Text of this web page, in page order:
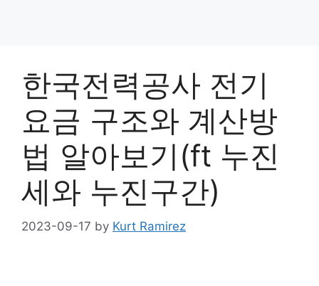
한국전력공사 전기
요금 구조와 계산방
법 알아보기(ft 누진
세와 누진구간)
2023-09-17 by Kurt Ramirez